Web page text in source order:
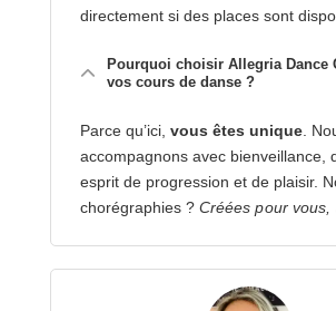
directement si des places sont
Pourquoi choisir Allegria Dance
vos cours de danse ?
Parce qu’ici, vous êtes unique.
accompagnons avec bienveillance,
esprit de progression et de plaisir.
chorégraphies ? Créées pour vous,